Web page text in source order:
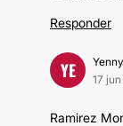
Responder
YE
Yenny
17
Ramirez